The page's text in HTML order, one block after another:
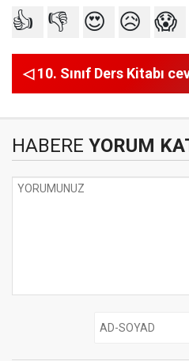
👍 👎 😍 😥 😱
◁ 10. Sınıf Ders Kitabı
HABERE YORUM